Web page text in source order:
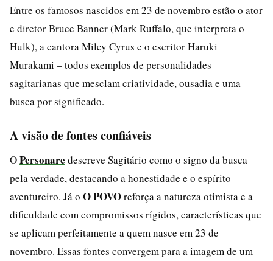
Entre os famosos nascidos em 23 de novembro estão o ator
e diretor Bruce Banner (Mark Ruffalo, que interpreta o
Hulk), a cantora Miley Cyrus e o escritor Haruki
Murakami – todos exemplos de personalidades
sagitarianas que mesclam criatividade, ousadia e uma
busca por significado.
A visão de fontes confiáveis
OPersonare descreve Sagitário como o signo da busca
pela verdade, destacando a honestidade e o espírito
aventureiro. Já o O POVOreforça a natureza otimista e a
dificuldade com compromissos rígidos, características que
se aplicam perfeitamente a quem nasce em 23 de
novembro. Essas fontes convergem para a imagem de um